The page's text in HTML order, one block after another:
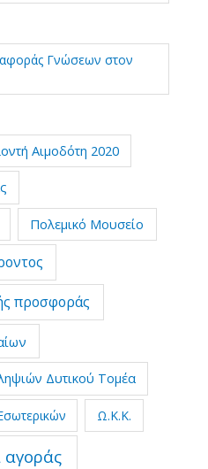
Γνώσεων στον
Αιμοδότη 2020
Πολεμικό Μουσείο
προσφοράς
Δυτικού Τομέα
Ω.Κ.Κ.
αγοράς